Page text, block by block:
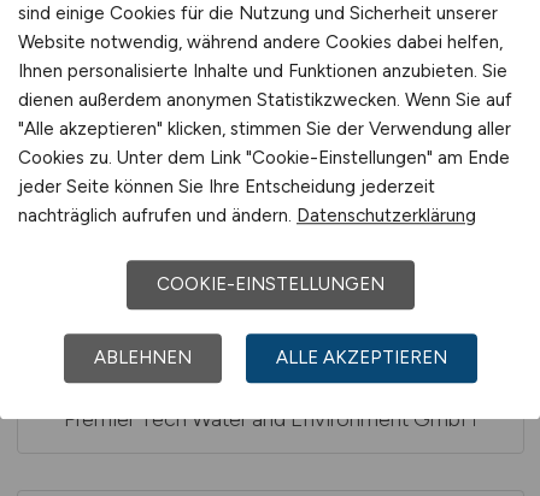
powercloud GmbH
Premier Tech Water and Environment GmbH
sind einige Cookies für die Nutzung und Sicherheit unserer
Website notwendig, während andere Cookies dabei helfen,
Ihnen personalisierte Inhalte und Funktionen anzubieten. Sie
dienen außerdem anonymen Statistikzwecken. Wenn Sie auf
"Alle akzeptieren" klicken, stimmen Sie der Verwendung aller
Cookies zu. Unter dem Link "Cookie-Einstellungen" am Ende
jeder Seite können Sie Ihre Entscheidung jederzeit
nachträglich aufrufen und ändern. Datenschutzerklärung
COOKIE-EINSTELLUNGEN
ABLEHNEN ALLE AKZEPTIEREN